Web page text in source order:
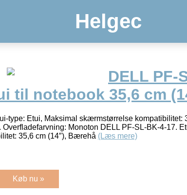
Helgec
DELL PF-
til notebook 35,6 cm
type: Etui, Maksimal skærmstørrelse kompatibilitet:
Monoton DELL PF-SL-BK-4-17.
35,6 cm (14″), Bærehå (Læs mere)
Køb nu »